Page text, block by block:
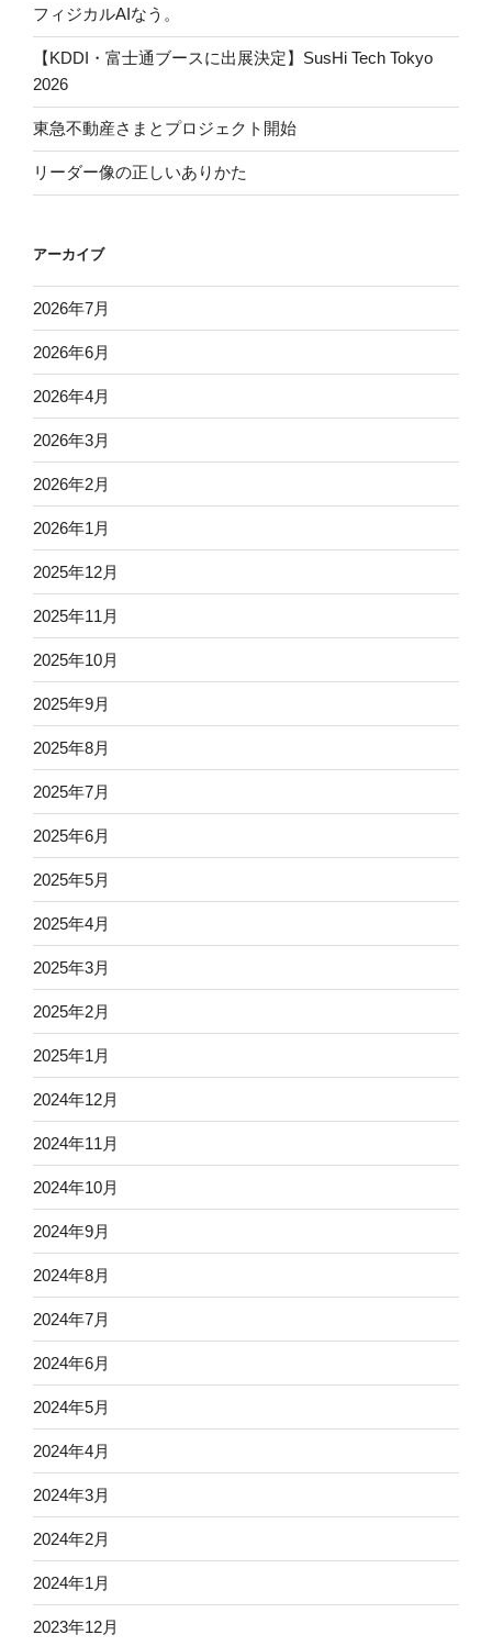
フィジカルAIなう。
【KDDI・富士通ブースに出展決定】SusHi Tech Tokyo
2026
東急不動産さまとプロジェクト開始
リーダー像の正しいありかた
アーカイブ
2026年7月
2026年6月
2026年4月
2026年3月
2026年2月
2026年1月
2025年12月
2025年11月
2025年10月
2025年9月
2025年8月
2025年7月
2025年6月
2025年5月
2025年4月
2025年3月
2025年2月
2025年1月
2024年12月
2024年11月
2024年10月
2024年9月
2024年8月
2024年7月
2024年6月
2024年5月
2024年4月
2024年3月
2024年2月
2024年1月
2023年12月